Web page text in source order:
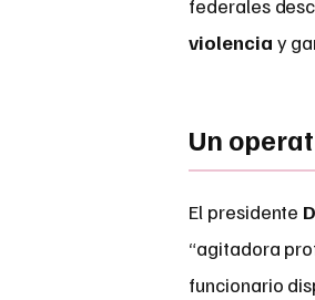
federales
violencia y
Un
El presidente
“agitadora
funcionario